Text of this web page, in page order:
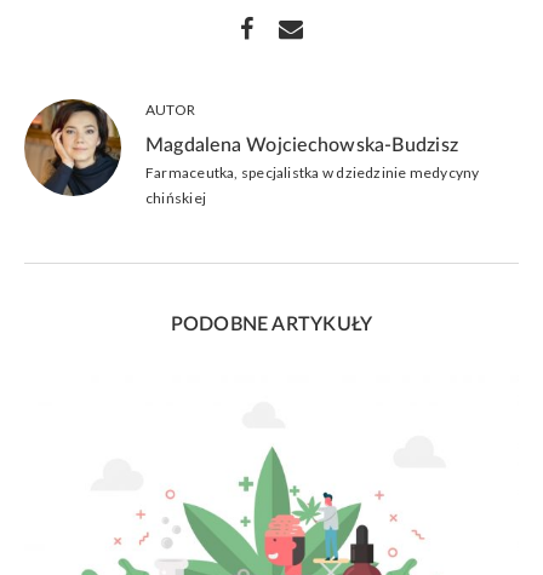
AUTOR
Magdalena Wojciechowska-Budzisz
Farmaceutka, specjalistka w dziedzinie medycyny
chińskiej
PODOBNE ARTYKUŁY